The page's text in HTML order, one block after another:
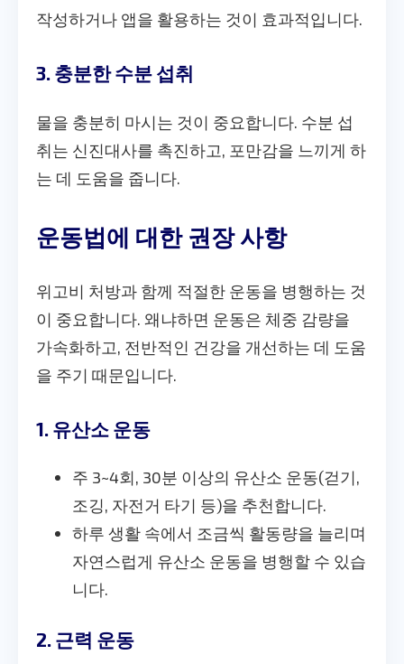
작성하거나 앱을 활용하는 것이 효과적입니다.
3. 충분한 수분 섭취
물을 충분히 마시는 것이 중요합니다. 수분 섭
취는 신진대사를 촉진하고, 포만감을 느끼게 하
는 데 도움을 줍니다.
운동법에 대한 권장 사항
위고비 처방과 함께 적절한 운동을 병행하는 것
이 중요합니다. 왜냐하면 운동은 체중 감량을
가속화하고, 전반적인 건강을 개선하는 데 도움
을 주기 때문입니다.
1. 유산소 운동
주 3~4회, 30분 이상의 유산소 운동(걷기,
조깅, 자전거 타기 등)을 추천합니다.
하루 생활 속에서 조금씩 활동량을 늘리며
자연스럽게 유산소 운동을 병행할 수 있습
니다.
2. 근력 운동